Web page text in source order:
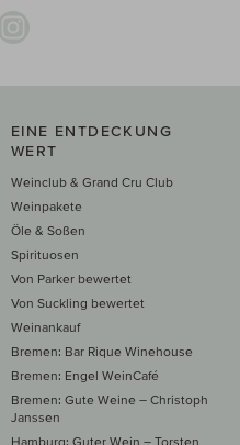
EINE ENTDECKUNG
WERT
Weinclub & Grand Cru Club
Weinpakete
Öle & Soßen
Spirituosen
Von Parker bewertet
Von Suckling bewertet
Weinankauf
Bremen: Bar Rique Winehouse
Bremen: Engel WeinCafé
Bremen: Gute Weine – Christoph
Janssen
Hamburg: Guter Wein – Torsten